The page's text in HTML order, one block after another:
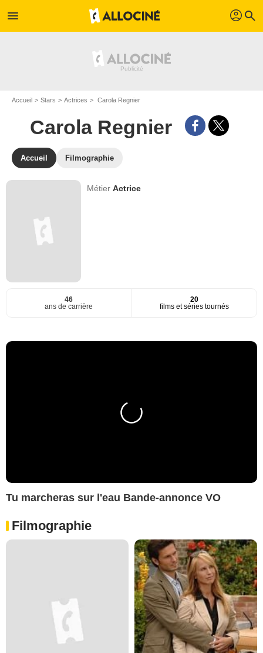
menu profil search
Accueil Stars Actrices Carola Regnier
Carola Regnier
Accueil Filmographie
MétierActrice
46
ans de carrière
20
films et séries tournés
Tu marcheras sur l'eau Bande-annonce VO
Filmographie